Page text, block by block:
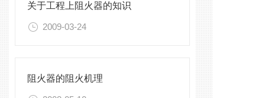
关于工程上阻火器的知识
2009-03-24
阻火器的阻火机理